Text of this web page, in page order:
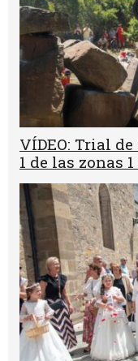
VÍDEO: Trial
1 de las zonas